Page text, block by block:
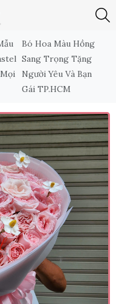
Bó Hoa Màu Hồng
Sang Trọng Tặng
Người Yêu Và Bạn
Gái TP.HCM